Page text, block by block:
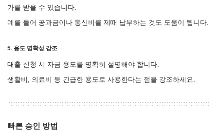
가를 받을 수 있습니다.
예를 들어 공과금이나 통신비를 제때 납부하는 것도 도움이 됩니다.
5. 용도 명확성 강조
대출 신청 시 자금 용도를 명확히 설명해야 합니다.
생활비, 의료비 등 긴급한 용도로 사용한다는 점을 강조하세요.
빠른 승인 방법